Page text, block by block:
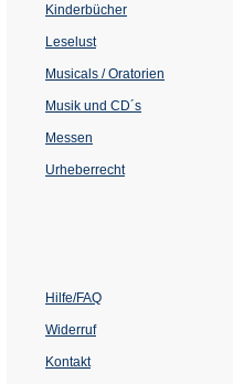
Kinderbücher
Leselust
Musicals / Oratorien
Musik und CD´s
Messen
Urheberrecht
Hilfe/FAQ
Widerruf
Kontakt